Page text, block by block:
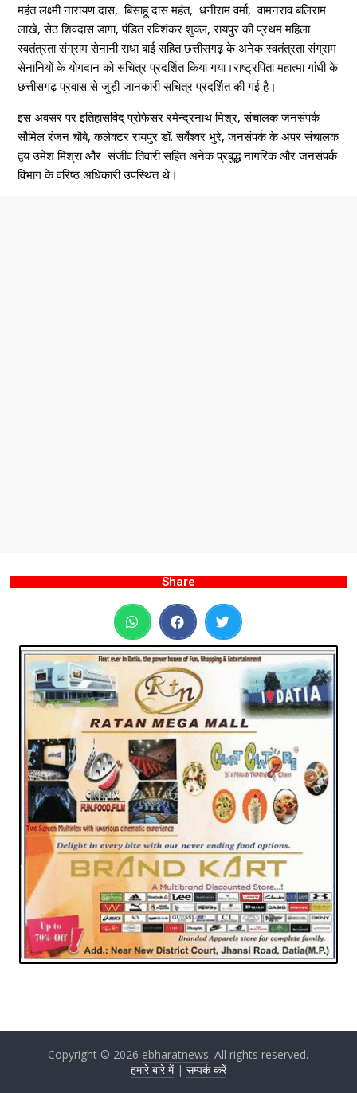
महंत लक्ष्मी नारायण दास, बिसाहू दास महंत, धनीराम वर्मा, वामनराव बलिराम
लाखे, सेठ शिवदास डागा, पंडित रविशंकर शुक्ल, रायपुर की प्रथम महिला
स्वतंत्रता संग्राम सेनानी राधा बाई सहित छत्तीसगढ़ के अनेक स्वतंत्रता संग्राम
सेनानियों के योगदान को सचित्र प्रदर्शित किया गया।राष्ट्रपिता महात्मा गांधी के
छत्तीसगढ़ प्रवास से जुड़ी जानकारी सचित्र प्रदर्शित की गई है।
इस अवसर पर इतिहासविद् प्रोफेसर रमेन्द्रनाथ मिश्र, संचालक जनसंपर्क
सौमिल रंजन चौबे, कलेक्टर रायपुर डॉ. सर्वेश्वर भुरे, जनसंपर्क के अपर संचालक
द्वय उमेश मिश्रा और संजीव तिवारी सहित अनेक प्रबुद्ध नागरिक और जनसंपर्क
विभाग के वरिष्ठ अधिकारी उपस्थित थे।
Share
Copyright © 2026 ebharatnews. All rights reserved.
हमारे बारे में| सम्पर्क करें